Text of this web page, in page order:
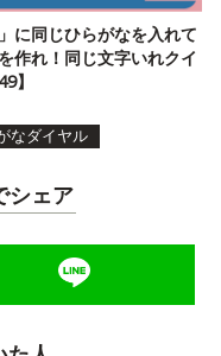
」に同じひらがなを入れて
作れ！同じ文字いれクイ
】
なダイヤル
シェア